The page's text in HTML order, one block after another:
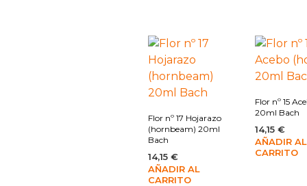
Flor nº 17 Hojarazo
(hornbeam) 20ml
Bach
14,15 €
AÑADIR AL
CARRITO
Flor nº 15
20ml Bach
14,15 €
AÑADIR AL
CARRITO